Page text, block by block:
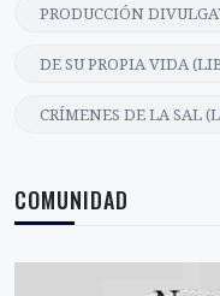
PRODUCCIÓN
DE SU PROPIA VIDA
CRÍMENES DE LA SAL
COMUNIDAD